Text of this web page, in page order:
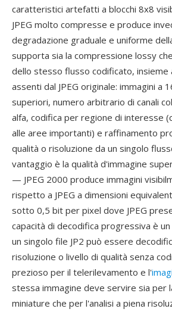
caratteristici artefatti a blocchi 8x8
JPEG molto compresse e produce
degradazione graduale e uniforme
supporta sia la compressione lossy
dello stesso flusso codificato, insieme
assenti dal JPEG originale: immagini a
superiori, numero arbitrario di canali
alfa, codifica per regione di interesse
alle aree importanti) e raffinamento
qualità o risoluzione da un singolo
vantaggio è la qualità d'immagine
— JPEG 2000 produce immagini
rispetto a JPEG a dimensioni
sotto 0,5 bit per pixel dove JPEG
capacità di decodifica progressiva è
un singolo file JP2 può essere
risoluzione o livello di qualità senza
prezioso per il telerilevamento e l'
stessa immagine deve servire sia per
miniature che per l'analisi a piena